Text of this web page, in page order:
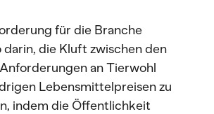
für die Branche
darin, die Kluft zwischen den
an Tierwohl
Lebensmittelpreisen zu
indem die Öffentlichkeit